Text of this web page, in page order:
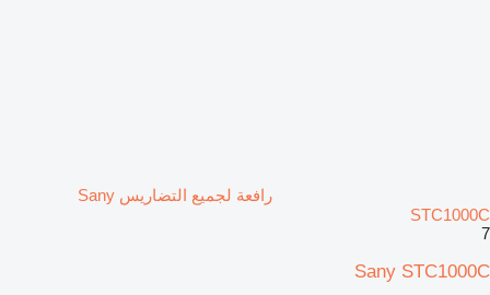
رافعة لجميع التضاريس Sany
STC1000C
7
Sany STC1000C